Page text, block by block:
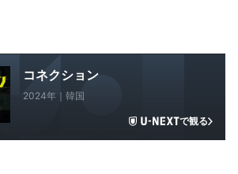
コネクション
2024年｜韓国
で観る